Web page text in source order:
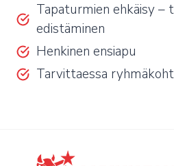
Tapaturmien ehkäisy –
edistäminen
Henkinen ensiapu
Tarvittaessa